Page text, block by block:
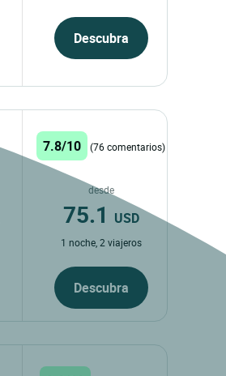
Descubra
7.8/10 (76 comentarios)
desde
75.1 USD
1 noche, 2 viajeros
Descubra